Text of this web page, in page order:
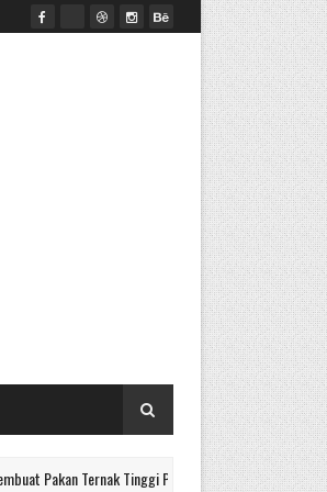
Tinggi Protein dari Jagung BUAH